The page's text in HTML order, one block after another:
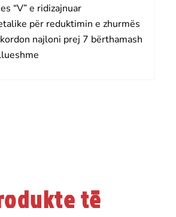
“V” e ridizajnuar
për reduktimin e zhurmës
najloni prej 7 bërthamash
të